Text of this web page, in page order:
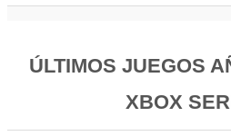
ÚLTIMOS JUEGOS
XBOX